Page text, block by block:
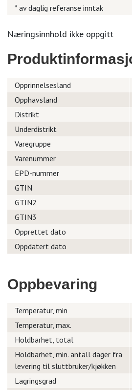
* av daglig referanse inntak
Næringsinnhold ikke oppgitt
Opprinnelsesland
Opphavsland
Distrikt
Underdistrikt
Varegruppe
Varenummer
EPD-nummer
GTIN
GTIN2
GTIN3
Opprettet dato
Oppdatert dato
Oppbevaring
Temperatur, min
Temperatur, max.
Holdbarhet, total
Holdbarhet, min. antall dager fra
levering til sluttbruker/kjøkken
Lagringsgrad